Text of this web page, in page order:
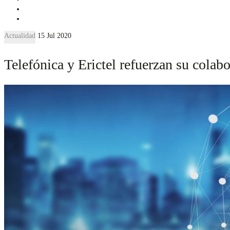
Actualidad 15 Jul 2020
Telefónica y Erictel refuerzan su